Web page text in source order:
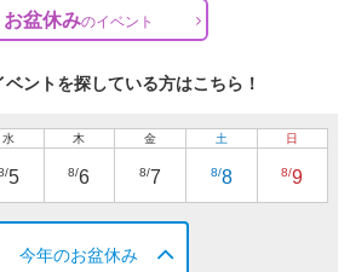
お盆休みのイベント
ントを探している方はこちら！
水
5
木
8/6
金
8/7
土
8/8
日
8/9
今年のお盆休み